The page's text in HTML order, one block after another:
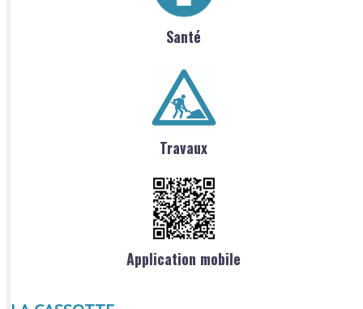
Santé
Travaux
Application mobile